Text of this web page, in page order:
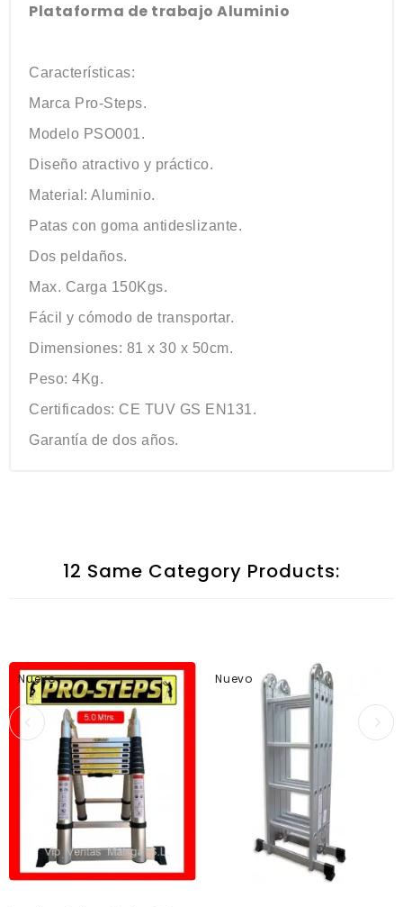
Plataforma de trabajo Aluminio
Características:
Marca Pro-Steps.
Modelo PSO001.
Diseño atractivo y práctico.
Material: Aluminio.
Patas con goma antideslizante.
Dos peldaños.
Max. Carga 150Kgs.
Fácil y cómodo de transportar.
Dimensiones: 81 x 30 x 50cm.
Peso: 4Kg.
Certificados: CE TUV GS EN131.
Garantía de dos años.
12 Same Category Products:
Nuevo Nuevo